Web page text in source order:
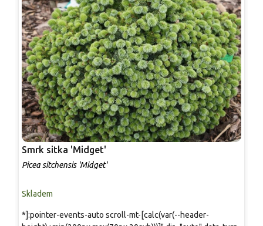
Smrk sitka 'Midget'
Picea sitchensis 'Midget'
Skladem
*]:pointer-events-auto scroll-mt-[calc(var(--header-